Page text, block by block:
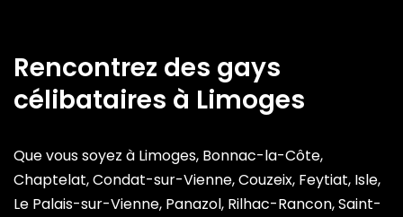
Rencontrez des gays
célibataires à Limoges
Que vous soyez à Limoges, Bonnac-la-Côte,
Chaptelat, Condat-sur-Vienne, Couzeix, Feytiat, Isle,
Le Palais-sur-Vienne, Panazol, Rilhac-Rancon, Saint-